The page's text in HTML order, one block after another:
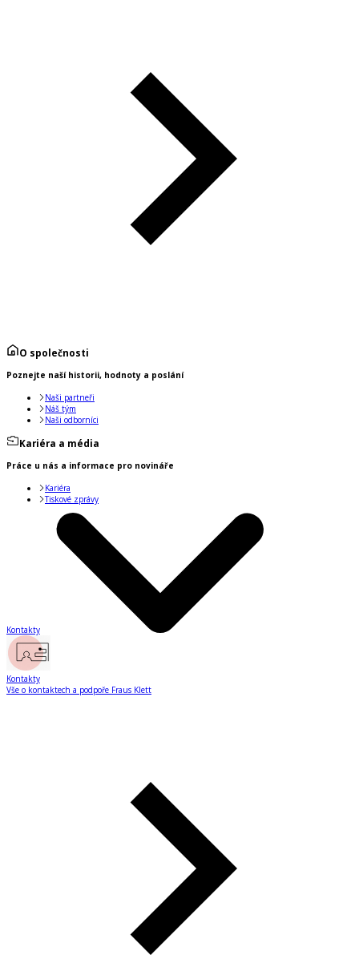
O společnosti
Poznejte naší historii, hodnoty a poslání
Naši partneři
Náš tým
Naši odborníci
Kariéra a média
Práce u nás a informace pro novináře
Kariéra
Tiskové zprávy
Kontakty
Kontakty
Vše o kontaktech a podpoře Fraus Klett